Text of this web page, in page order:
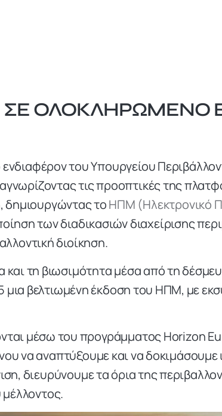
ΣΕ ΟΛΟΚΛΗΡΩΜΈΝΟ
του Υπουργείου
τις προοπτικές της
δημιουργώντας τοΗΠΜ (Ηλεκτρονικό
των διαδικασιών διαχείρισης
διοίκηση.
και τη βιωσιμότητα μέσα από τη
βελτιωμένη έκδοση του HΠM, με
μέσω του προγράμματος Horizon
να αναπτύξουμε και να δοκιμάσουμε
διευρύνουμε τα όρια της